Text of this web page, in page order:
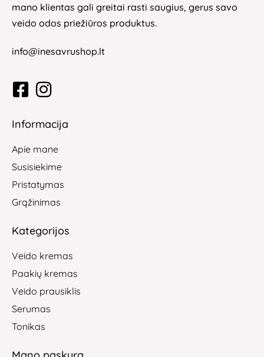
mano klientas gali greitai rasti saugius, gerus savo
veido odos priežiūros produktus.
info@inesavrushop.lt
Informacija
Apie mane
Susisiekime
Pristatymas
Grąžinimas
Kategorijos
Veido kremas
Paakių kremas
Veido prausiklis
Serumas
Tonikas